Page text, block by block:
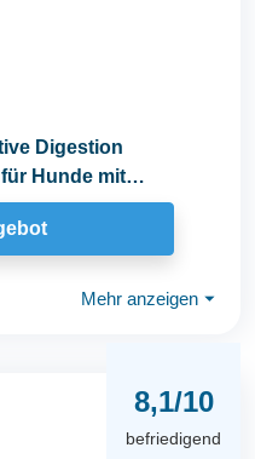
Digestion
Hunde mit
Mehr anzeigen ⏷
8,1/10
befriedigend